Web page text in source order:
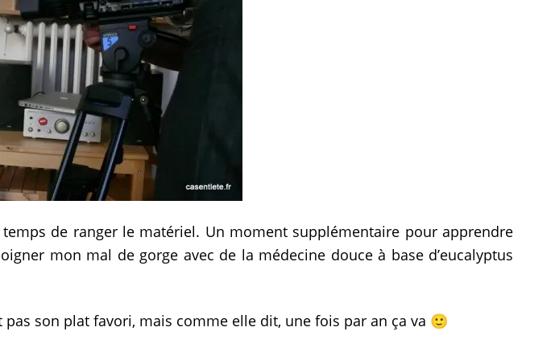
de ranger le matériel. Un moment supplémentaire pour apprendre
mon mal de gorge avec de la médecine douce à base d’eucalyptus
pas son plat favori, mais comme elle dit, une fois par an ça va 🙂